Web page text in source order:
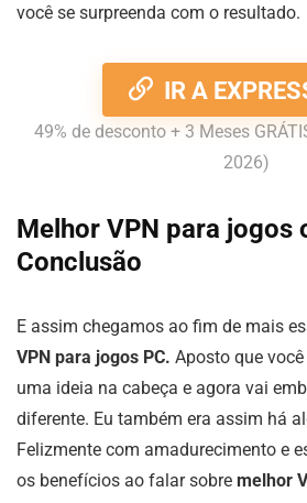
você se surpreenda com o resultado.
IR A
49% de desconto + 3 Meses
2026)
Melhor VPN para jogos
Conclusão
E assim chegamos ao fim de mais
VPN para jogos PC. Aposto que
uma ideia na cabeça e agora vai
diferente. Eu também era assim há
Felizmente com amadurecimento e
os benefícios ao falar sobre melhor